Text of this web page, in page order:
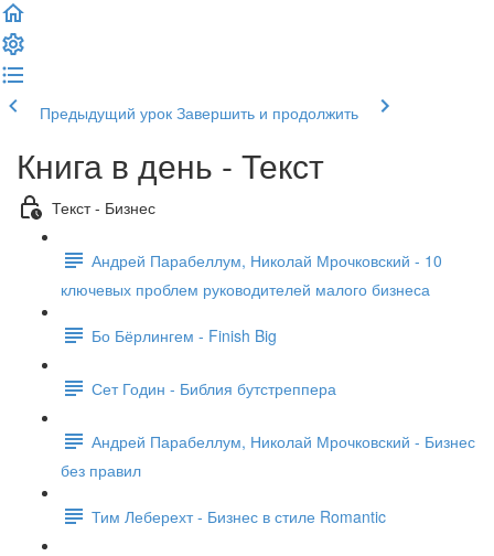
Предыдущий урок Завершить и продолжить
Книга в день - Текст
Текст - Бизнес
Андрей Парабеллум, Николай Мрочковский - 10
ключевых проблем руководителей малого бизнеса
Бо Бёрлингем - Finish Big
Сет Годин - Библия бутстреппера
Андрей Парабеллум, Николай Мрочковский - Бизнес
без правил
Тим Леберехт - Бизнес в стиле Romantic